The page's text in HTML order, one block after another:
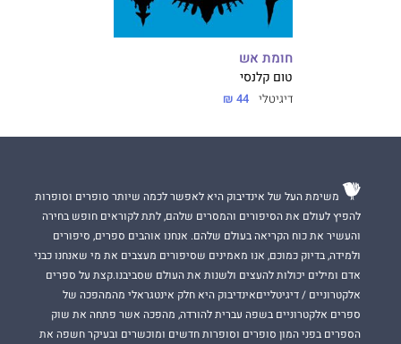
חומת אש
טום קלנסי
דיגיטלי 44 ₪
משימת העל של אינדיבוק היא לאפשר לכמה שיותר סופרים וסופרות
להפיץ לעולם את הסיפורים והמסרים שלהם, לתת לקוראים חופש בחירה
והעשיר את כוח הקריאה בעולם שלהם. אנחנו אוהבים ספרים, סיפורים
ולמידה, בדיוק כמוכם, אנו מאמינים שסיפורים מעצבים את מי שאנחנו כבני
אדם ומילים יכולות להעצים ולשנות את העולם שסביבנו.קצת על ספרים
אלקטרוניים / דיגיטלייםאינדיבוק היא חלק אינטגראלי מהמהפכה של
ספרים אלקטרוניים בשפה עברית להורדה, מהפכה אשר פתחה את שוק
הספרים בפני המון סופרים וסופרות חדשים ומוכשרים ובעיקר חשפה את